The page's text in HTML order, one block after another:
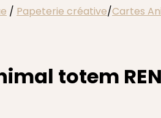
/ Papeterie créative/Cartes
totem